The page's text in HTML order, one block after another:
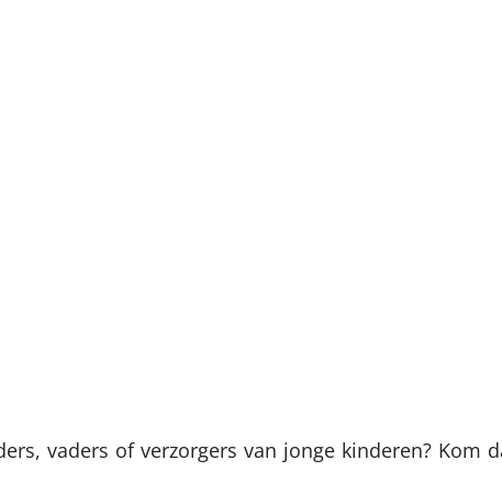
vaders of verzorgers van jonge kinderen? Kom